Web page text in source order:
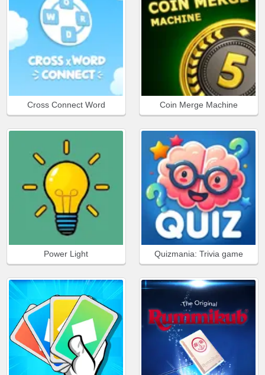
Cross Connect Word Coin Merge Machine
Power Light Quizmania: Trivia game